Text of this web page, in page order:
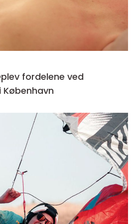
fordelene ved